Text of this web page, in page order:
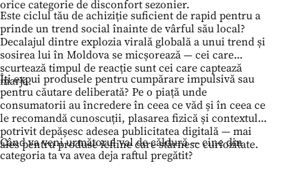
orice categorie de disconfort sezonier.
Este ciclul tău de achiziție suficient de rapid pentru a
prinde un trend social înainte de vârful său local?
Decalajul dintre explozia virală globală a unui trend și
sosirea lui în Moldova se micșorează — cei care
scurtează timpul de reacție sunt cei care captează
marja.
Îți expui produsele pentru cumpărare impulsivă sau
pentru căutare deliberată? Pe o piață unde
consumatorii au încredere în ceea ce văd și în ceea ce
le recomandă cunoscuții, plasarea fizică și contextul
potrivit depășesc adesea publicitatea digitală — mai
ales pentru produse ieftine care stârnesc curiozitate.
Când va veni următorul val de căldură — cine din
categoria ta va avea deja raftul pregătit?